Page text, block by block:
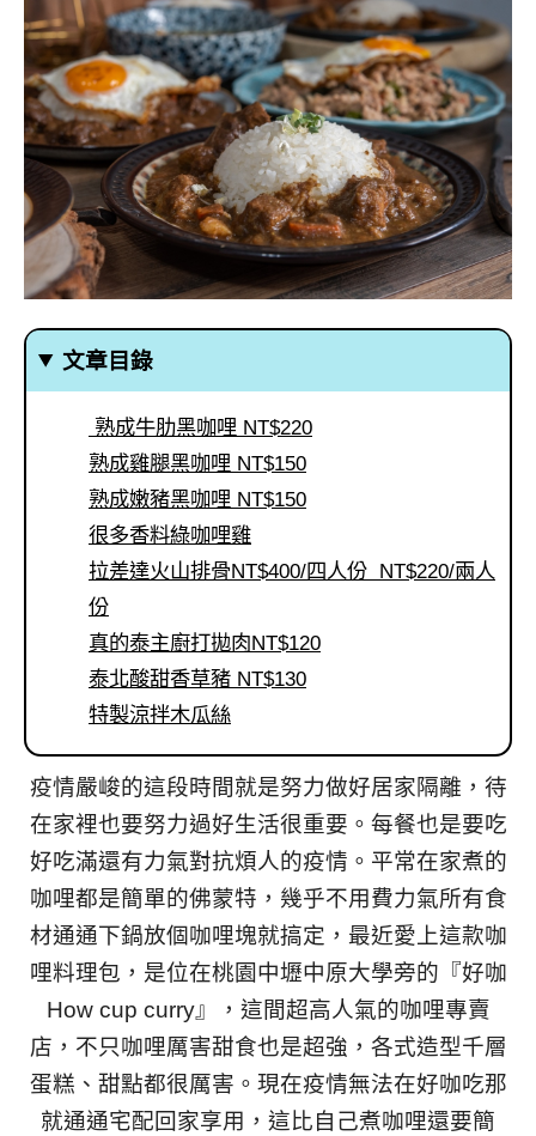
文章目錄
熟成牛肋黑咖哩 NT$220
熟成雞腿黑咖哩 NT$150
熟成嫩豬黑咖哩 NT$150
很多香料綠咖哩雞
拉差達火山排骨NT$400/四人份 NT$220/兩人
份
真的泰主廚打拋肉NT$120
泰北酸甜香草豬 NT$130
特製涼拌木瓜絲
疫情嚴峻的這段時間就是努力做好居家隔離，待
在家裡也要努力過好生活很重要。每餐也是要吃
好吃滿還有力氣對抗煩人的疫情。平常在家煮的
咖哩都是簡單的佛蒙特，幾乎不用費力氣所有食
材通通下鍋放個咖哩塊就搞定，最近愛上這款咖
哩料理包，是位在桃園中壢中原大學旁的『好咖
How cup curry』，這間超高人氣的咖哩專賣
店，不只咖哩厲害甜食也是超強，各式造型千層
蛋糕、甜點都很厲害。現在疫情無法在好咖吃那
就通通宅配回家享用，這比自己煮咖哩還要簡